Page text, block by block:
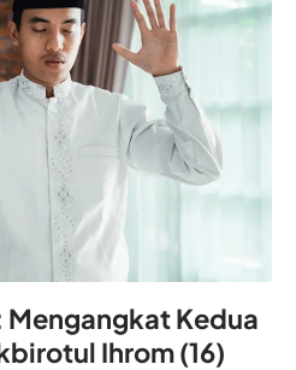
Kedua
Ihrom (16)